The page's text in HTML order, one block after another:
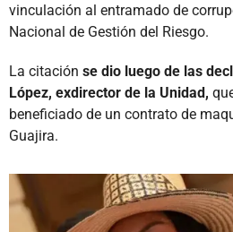
vinculación al entramado de
Nacional de Gestión del Riesgo.
La citación se dio luego de las
López, exdirector de la Unidad,
beneficiado de un contrato de
Guajira.